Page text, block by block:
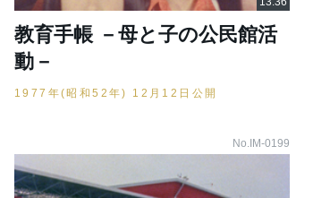
教育手帳 －母と子の公民館活
動－
1977年(昭和52年) 12月12日公開
No.IM-0199